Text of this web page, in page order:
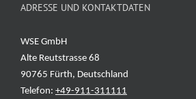
ADRESSE UND KONTAKTDATEN
WSE GmbH
Alte Reutstrasse 68
90765 Fürth, Deutschland
Telefon: +49-911-311111